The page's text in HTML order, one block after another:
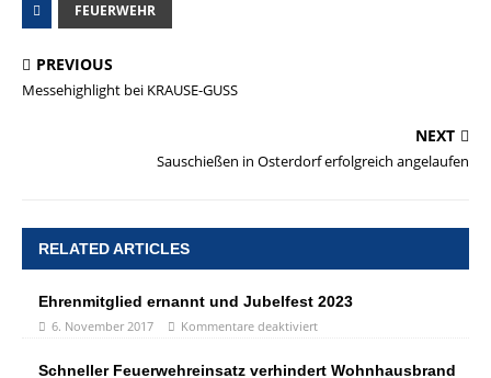
FEUERWEHR
PREVIOUS
Messehighlight bei KRAUSE-GUSS
NEXT
Sauschießen in Osterdorf erfolgreich angelaufen
RELATED ARTICLES
Ehrenmitglied ernannt und Jubelfest 2023
6. November 2017 Kommentare deaktiviert
Schneller Feuerwehreinsatz verhindert Wohnhausbrand